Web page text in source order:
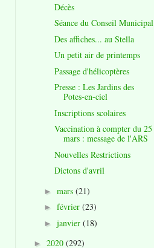
Décès
Séance du Conseil Municipal
Des affiches... au Stella
Un petit air de printemps
Passage d'hélicoptères
Presse : Les Jardins des
Potes-en-ciel
Inscriptions scolaires
Vaccination à compter du 25
mars : message de l'ARS
Nouvelles Restrictions
Dictons d'avril
► mars (21)
► février (23)
► janvier (18)
► 2020 (292)